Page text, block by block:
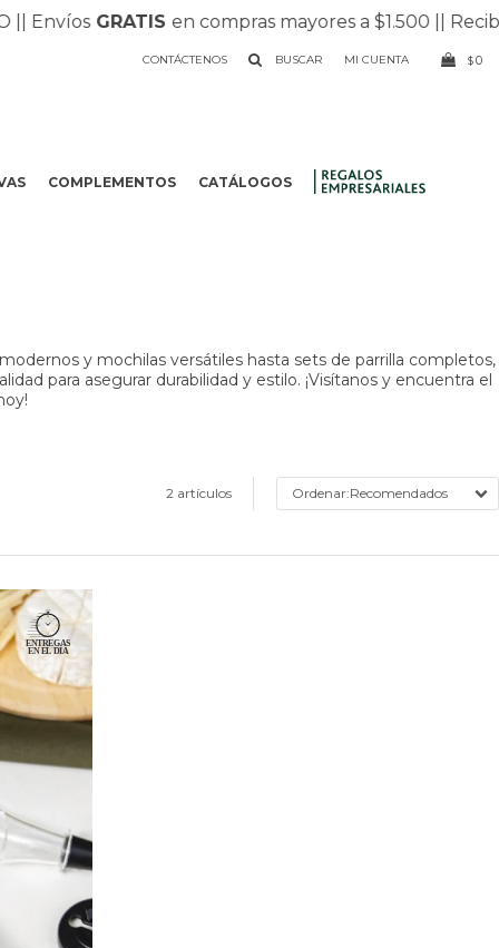
| EnvíosGRATISen compras mayores a $1.500 || Recibí
COMPLEMENTOS CATÁLOGOS
CONTÁCTENOS $0
y mochilas versátiles hasta sets de parrilla completos,
para asegurar durabilidad y estilo. ¡Visítanos y encuentra el
2 artículos Recomendados